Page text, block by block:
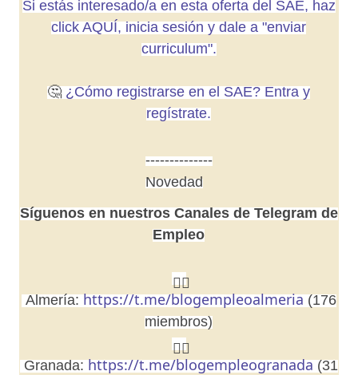
Si estás interesado/a en esta oferta del SAE, haz
click AQUÍ, inicia sesión y dale a "enviar
curriculum".
🤔 ¿Cómo registrarse en el SAE? Entra y
regístrate.
--------------
Novedad
Síguenos en nuestros Canales de Telegram de
Empleo
👉🏼
Almería: https://t.me/blogempleoalmeria (176
miembros)
👉🏼
Granada: https://t.me/blogempleogranada (31